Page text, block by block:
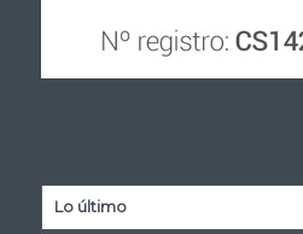
Lo último